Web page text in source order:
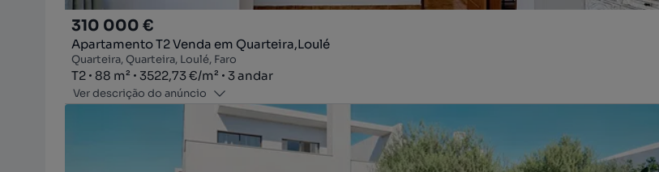
310 000 €
Apartamento T2 Venda em Quarteira,Loulé
Quarteira, Quarteira, Loulé, Faro
Tipologia
T2
Zona88 m²
Preço por metro quadrado
3522,73 €/m²
Andar 3 andar
Ver descrição do anúncio